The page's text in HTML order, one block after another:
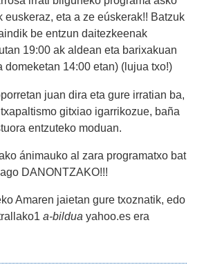
euskeraz, eta a ze eúskerak!! Batzuk
be entzun daitezkeenak
19:00 ak aldean eta barixakuan
domeketan 14:00 etan) (lujua txo!)
juan dira eta gure irratian ba,
gitxiao igarrikozue, baña
entzuteko moduan.
ánimauko al zara programatxo bat
DANONTZAKO!!!
Amaren jaietan gure txoznatik, edo
a-bildua yahoo.es era